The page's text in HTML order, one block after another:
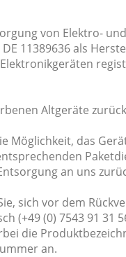
von Elektro- und
11389636 als
Altgeräte
Möglichkeit, das
an uns
sich vor dem
(+49 (0) 7543 91 31
die
an.